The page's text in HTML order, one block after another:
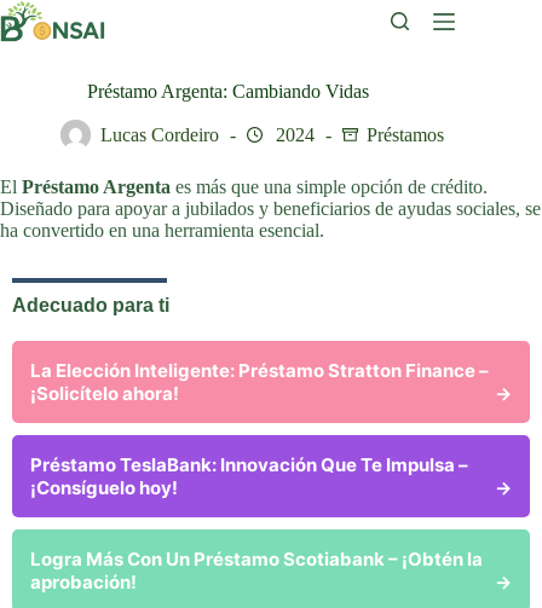
Saltar
al
Préstamo Argenta: Cambiando Vidas
Lucas Cordeiro 2024 Préstamos
El Préstamo Argenta es más que una simple opción de crédito.
Diseñado para apoyar a jubilados y beneficiarios de ayudas sociales, se
ha convertido en una herramienta esencial.
Adecuado para ti
La Elección Inteligente: Préstamo Stratton Finance –
¡Solicítelo ahora!
→
Préstamo TeslaBank: Innovación Que Te Impulsa –
¡Consíguelo hoy!
→
Logra Más Con Un Préstamo Scotiabank – ¡Obtén la
aprobación!
→